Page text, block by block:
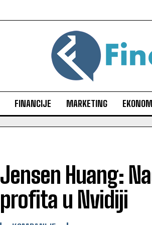
FINANCIJE MARKETING
Jensen Huang:
profita u Nvidiji